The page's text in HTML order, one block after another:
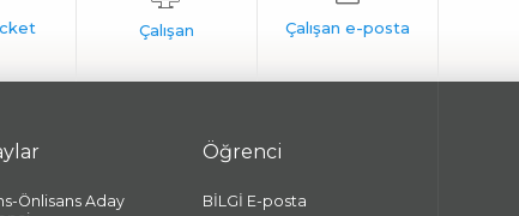
Önlisans Aday
Öğrenci
BİLGİ E-posta